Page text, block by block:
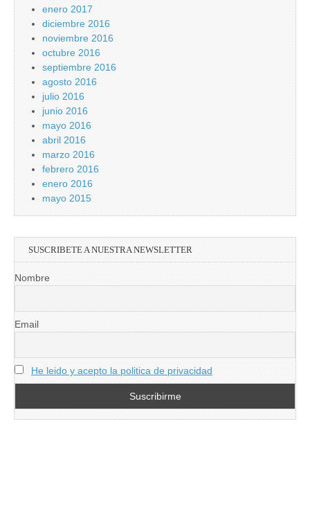
enero 2017
diciembre 2016
noviembre 2016
octubre 2016
septiembre 2016
agosto 2016
julio 2016
junio 2016
mayo 2016
abril 2016
marzo 2016
febrero 2016
enero 2016
mayo 2015
SUSCRIBETE A NUESTRA NEWSLETTER
Nombre
Email
He leido y acepto la politica de privacidad